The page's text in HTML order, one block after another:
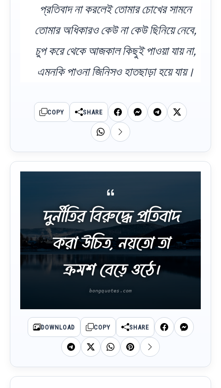
প্রতিবাদ না করলেই তোমার চোখের সামনে
তোমার অধিকারও কেউ না কেউ ছিনিয়ে নেবে,
চুপ করে থেকে আজকাল কিছুই পাওয়া যায় না,
এমনকি পাওনা জিনিসও হাতছাড়া হয়ে যায়।
COPY SHARE
দুর্নীতির বিরুদ্ধে প্রতিবাদ
করা উচিত, নয়তো তা
ক্রমশ বেড়ে ওঠে।
DOWNLOAD COPY SHARE